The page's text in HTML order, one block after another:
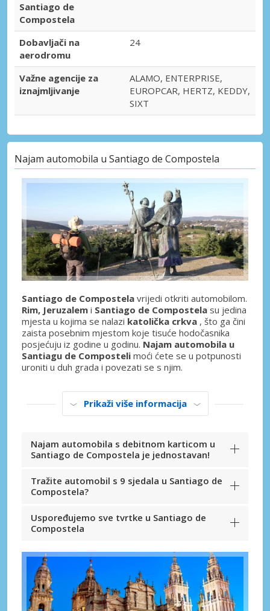
Santiago de
Compostela
Dobavljači na
aerodromu
24
Važne agencije za
iznajmljivanje
ALAMO, ENTERPRISE,
EUROPCAR, HERTZ, KEDDY,
SIXT
Najam automobila u Santiago de Compostela
Santiago de Compostela vrijedi otkriti automobilom.
Rim, Jeruzalem i Santiago de Compostela su jedina
mjesta u kojima se nalazi katolička crkva , što ga čini
zaista posebnim mjestom koje tisuće hodočasnika
posjećuju iz godine u godinu. Najam automobila u
Santiagu de Composteli moći ćete se u potpunosti
uroniti u duh grada i povezati se s njim.
Prikaži više informacija
Najam automobila s debitnom karticom u
Santiago de Compostela je jednostavan!
Tražite automobil s 9 sjedala u Santiago de
Compostela?
Uspoređujemo sve tvrtke u Santiago de
Compostela